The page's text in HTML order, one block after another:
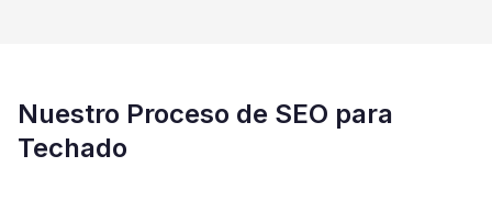
Nuestro Proceso de SEO para
Techado